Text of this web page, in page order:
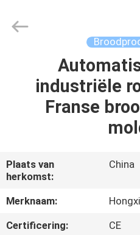
PRODUCTEN
SHOW
OVER
ONS
industriële
Franse
Plaats van
herkomst:
China
Merknaam:
Certificering:
CE